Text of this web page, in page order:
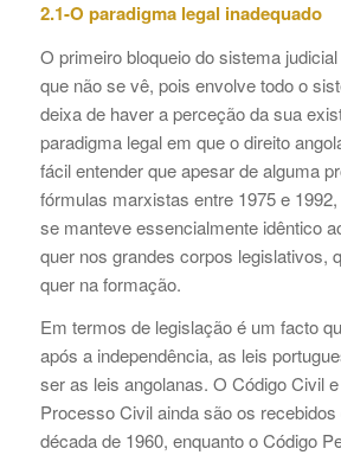
2.1-O paradigma legal inadequado
O primeiro bloqueio do sistema
que não se vê, pois envolve todo o
deixa de haver a perceção da sua
paradigma legal em que o direito
fácil entender que apesar de alguma
fórmulas marxistas entre 1975 e
se manteve essencialmente idêntico
quer nos grandes corpos legislativos,
quer na formação.
Em termos de legislação é um facto
após a independência, as leis
ser as leis angolanas. O Código Civil
Processo Civil ainda são os recebidos
década de 1960, enquanto o Código